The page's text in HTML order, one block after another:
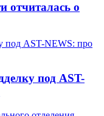
отчиталась о
под AST-